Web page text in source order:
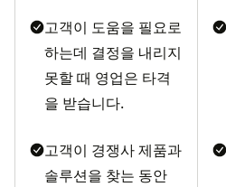
고객이 도움을 필요로
하는데 결정을 내리지
못할 때 영업은 타격
을 받습니다.
고객이 경쟁사 제품과
솔루션을 찾는 동안